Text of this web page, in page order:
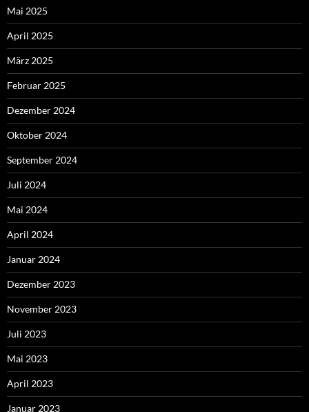
Mai 2025
April 2025
März 2025
Februar 2025
Dezember 2024
Oktober 2024
September 2024
Juli 2024
Mai 2024
April 2024
Januar 2024
Dezember 2023
November 2023
Juli 2023
Mai 2023
April 2023
Januar 2023